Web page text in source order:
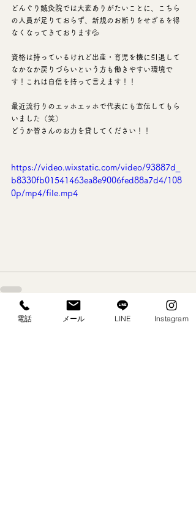
どんぐり鍼灸院では大変ありがたいことに、こちら
の人員が足りておらず、新規のお断りをせざるを得
なくなってきております💦
資格は持っているけれど出産・育児を機に引退して
なかなか戻りづらいという方も働きやすい環境で
す！これは自信を持って言えます！！
最近流行りのエッホエッホで代表にも宣伝してもら
いました（笑）
どうか皆さんのお力を貸してください！！
https://video.wixstatic.com/video/93887d_
b8330fb01541463ea8e9006fed88a7d4/108
0p/mp4/file.mp4
最新記事 すべて表示
電話 メール LINE Instagram